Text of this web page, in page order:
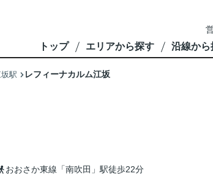
トップ エリアから探す 沿線から
駅 レフィーナカルム江坂
おおさか東線「南吹田」駅徒歩22分